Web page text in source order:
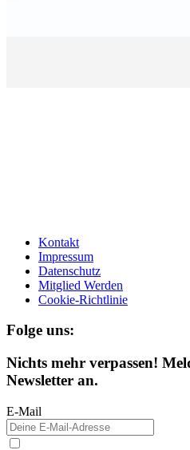
Kontakt
Impressum
Datenschutz
Mitglied Werden
Cookie-Richtlinie
Folge uns:
Nichts mehr verpassen!
Newsletter an.
E-Mail